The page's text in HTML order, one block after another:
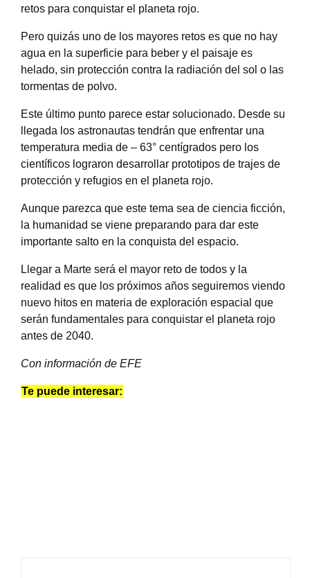
retos para conquistar el planeta rojo.
Pero quizás uno de los mayores retos es que no hay
agua en la superficie para beber y el paisaje es
helado, sin protección contra la radiación del sol o las
tormentas de polvo.
Este último punto parece estar solucionado. Desde su
llegada los astronautas tendrán que enfrentar una
temperatura media de – 63° centígrados pero los
científicos lograron desarrollar prototipos de trajes de
protección y refugios en el planeta rojo.
Aunque parezca que este tema sea de ciencia ficción,
la humanidad se viene preparando para dar este
importante salto en la conquista del espacio.
Llegar a Marte será el mayor reto de todos y la
realidad es que los próximos años seguiremos viendo
nuevo hitos en materia de exploración espacial que
serán fundamentales para conquistar el planeta rojo
antes de 2040.
Con información de EFE
Te puede interesar: